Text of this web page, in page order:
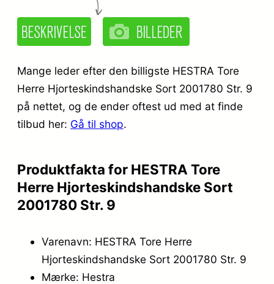
r
.
8
9
0
0
4
9
,
9
5
Mange leder efter den billigste HESTRA Tore
Herre Hjorteskindshandske Sort 2001780 Str. 9
på nettet, og de ender oftest ud med at finde
tilbud her: Gå til shop.
Produktfakta for HESTRA Tore
Herre Hjorteskindshandske Sort
2001780 Str. 9
Varenavn: HESTRA Tore Herre
Hjorteskindshandske Sort 2001780 Str. 9
Mærke: Hestra